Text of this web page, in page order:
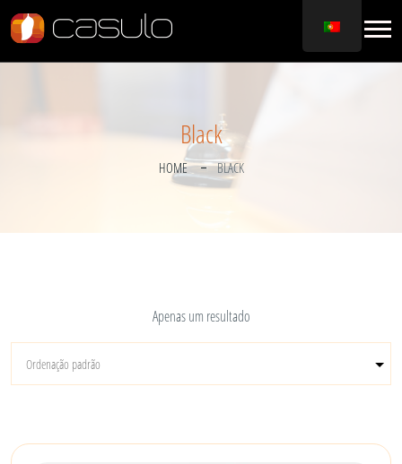
Black
HOME BLACK
Apenas um resultado